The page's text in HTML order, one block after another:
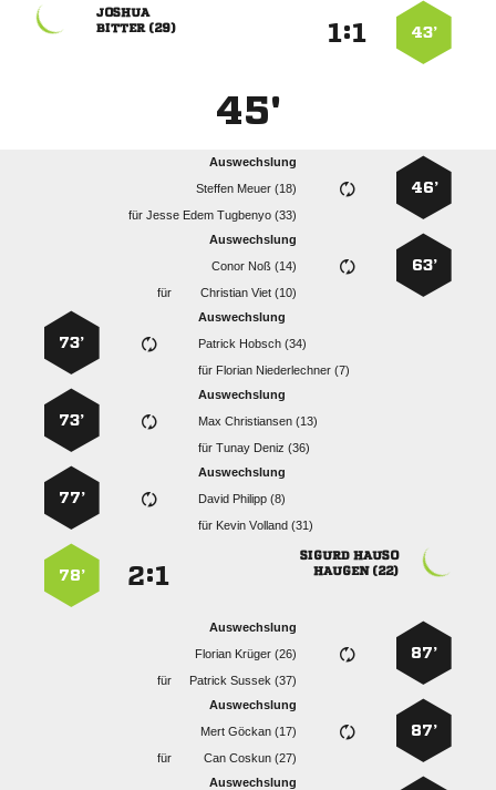
43’
:

 
45'
46’
Auswechslung
  
für   
63’
Auswechslung
  
für
  
Auswechslung
  
für   
73’
Auswechslung
  
für  
73’
Auswechslung
  
für   
77’
 
 
:
78’
87’
Auswechslung
  
für
  
87’
Auswechslung
  
für
  
Auswechslung